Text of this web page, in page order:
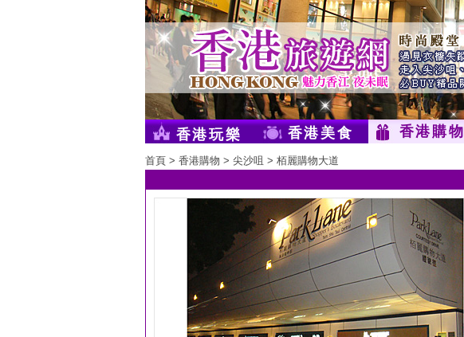
香港玩樂 香港美食 香港購物
首頁 > 香港購物 > 尖沙咀 > 栢麗購物大道